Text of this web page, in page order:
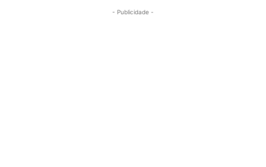
- Publicidade -